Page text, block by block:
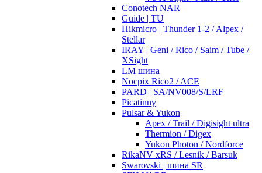
Conotech NAR
Guide | TU
Hikmicro | Thunder 1-2 / Alpex /
Stellar
IRAY | Geni / Rico / Saim / Tube /
XSight
LM шина
Nocpix Rico2 / ACE
PARD | SA/NV008/S/LRF
Picatinny
Pulsar & Yukon
Apex / Trail / Digisight ultra
Thermion / Digex
Yukon Photon / Nordforce
RikaNV xRS / Lesnik / Barsuk
Swarovski | шина SR